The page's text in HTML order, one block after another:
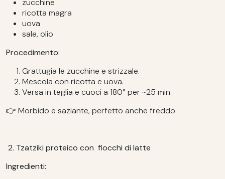
zucchine
ricotta magra
uova
sale, olio
Procedimento:
Grattugia le zucchine e strizzale.
Mescola con ricotta e uova.
Versa in teglia e cuoci a 180° per ~25 min.
👉 Morbido e saziante, perfetto anche freddo.
2. Tzatziki proteico con fiocchi di latte
Ingredienti: